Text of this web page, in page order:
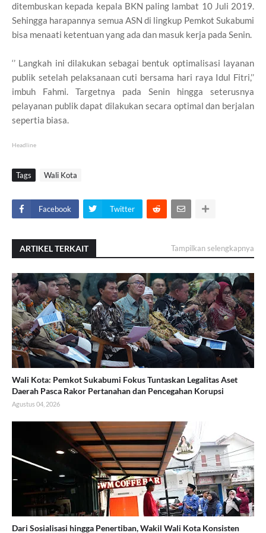
ditembuskan kepada kepala BKN paling lambat 10 Juli 2019.
Sehingga harapannya semua ASN di lingkup Pemkot Sukabumi
bisa menaati ketentuan yang ada dan masuk kerja pada Senin.
‘’ Langkah ini dilakukan sebagai bentuk optimalisasi layanan
publik setelah pelaksanaan cuti bersama hari raya Idul Fitri,’’
imbuh Fahmi. Targetnya pada Senin hingga seterusnya
pelayanan publik dapat dilakukan secara optimal dan berjalan
sepertia biasa.
Headline
Tags Wali Kota
Facebook Twitter
ARTIKEL TERKAIT Tampilkan selengkapnya
Wali Kota: Pemkot Sukabumi Fokus Tuntaskan Legalitas Aset
Daerah Pasca Rakor Pertanahan dan Pencegahan Korupsi
Agustus 04, 2026
Dari Sosialisasi hingga Penertiban, Wakil Wali Kota Konsisten